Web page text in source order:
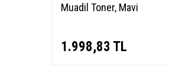
Muadil Toner, Mavi
1.998,83 TL